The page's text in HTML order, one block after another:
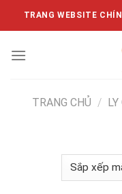
TRANG WEBSITE
TRANG CHỦ / LY